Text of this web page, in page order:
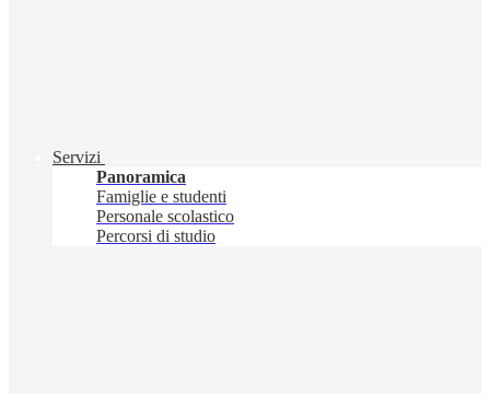
Servizi
Panoramica
Famiglie e studenti
Personale scolastico
Percorsi di studio